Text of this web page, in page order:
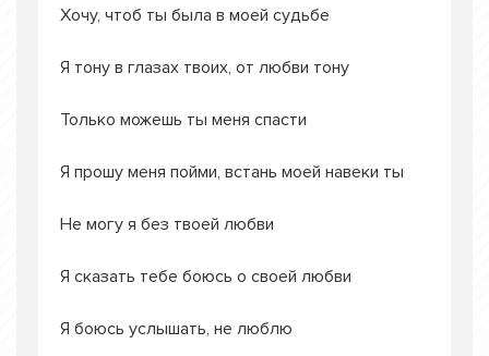
Хочу, чтоб ты была в моей судьбе
Я тону в глазах твоих, от любви тону
Только можешь ты меня спасти
Я прошу меня пойми, встань моей навеки ты
Не могу я без твоей любви
Я сказать тебе боюсь о своей любви
Я боюсь услышать, не люблю